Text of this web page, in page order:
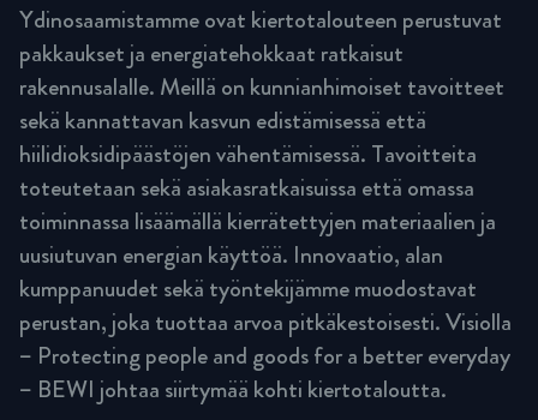
Ydinosaamistamme ovat kiertotalouteen perustuvat
pakkaukset ja energiatehokkaat ratkaisut
rakennusalalle. Meillä on kunnianhimoiset tavoitteet
sekä kannattavan kasvun edistämisessä että
hiilidioksidipäästöjen vähentämisessä. Tavoitteita
toteutetaan sekä asiakasratkaisuissa että omassa
toiminnassa lisäämällä kierrätettyjen materiaalien ja
uusiutuvan energian käyttöä. Innovaatio, alan
kumppanuudet sekä työntekijämme muodostavat
perustan, joka tuottaa arvoa pitkäkestoisesti. Visiolla
– Protecting people and goods for a better everyday
– BEWI johtaa siirtymää kohti kiertotaloutta.